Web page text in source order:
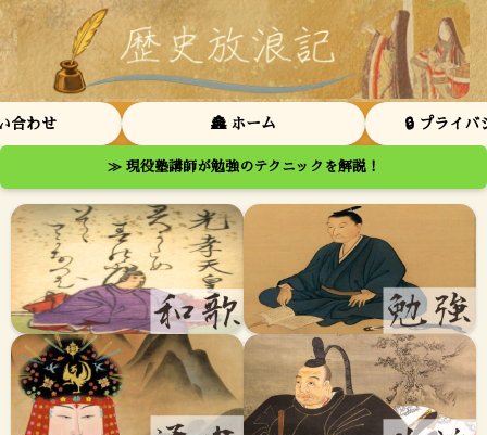
合わせ 🏯 ホーム 🔒 プライバ
≫ 現役塾講師が勉強のテクニックを解説！